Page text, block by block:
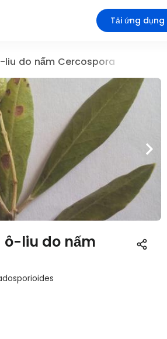
Tải ứng dụng
liu do nấm Cercospora
ô-liu do nấm